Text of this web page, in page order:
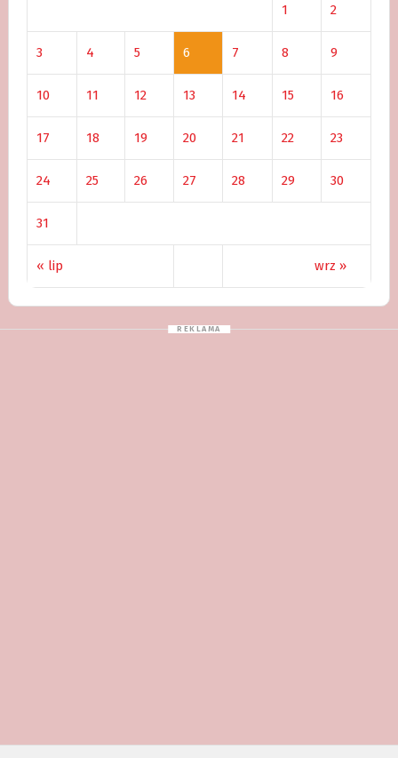
« lip wrz »
1 2
3 4 5 6 7 8 9
10 11 12 13 14 15 16
17 18 19 20 21 22 23
24 25 26 27 28 29 30
31